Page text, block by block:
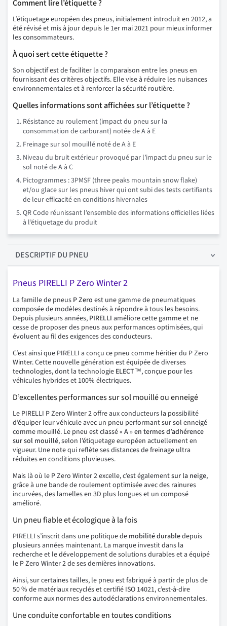
Comment lire l’étiquette ?
L’étiquetage européen des pneus, initialement introduit en 2012, a
été révisé et mis à jour depuis le 1er mai 2021 pour mieux informer
les consommateurs.
À quoi sert cette étiquette ?
Son objectif est de faciliter la comparaison entre les pneus en
fournissant des critères objectifs. Elle vise à réduire les nuisances
environnementales et à renforcer la sécurité routière.
Quelles informations sont affichées sur l’étiquette ?
Résistance au roulement (impact du pneu sur la
consommation de carburant) notée de A à E
Freinage sur sol mouillé noté de A à E
Niveau du bruit extérieur provoqué par l’impact du pneu sur le
sol noté de A à C
Pictogrammes : 3PMSF (three peaks mountain snow flake)
et/ou glace sur les pneus hiver qui ont subi des tests certifiants
de leur efficacité en conditions hivernales
QR Code réunissant l’ensemble des informations officielles liées
à l’étiquetage du produit
DESCRIPTIFDU PNEU
Pneus PIRELLI P Zero Winter 2
La famille de pneus P Zero est une gamme de pneumatiques
composée de modèles destinés à répondre à tous les besoins.
Depuis plusieurs années, PIRELLI améliore cette gamme et ne
cesse de proposer des pneus aux performances optimisées, qui
évoluent au fil des exigences des conducteurs.
C’est ainsi que PIRELLI a conçu ce pneu comme héritier du P Zero
Winter. Cette nouvelle génération est équipée de diverses
technologies, dont la technologie ELECT™, conçue pour les
véhicules hybrides et 100% électriques.
D’excellentes performances sur sol mouillé ou enneigé
Le PIRELLI P Zero Winter 2 offre aux conducteurs la possibilité
d’équiper leur véhicule avec un pneu performant sur sol enneigé
comme mouillé. Le pneu est classé « A »en termes d’adhérence
sur sol mouillé, selon l’étiquetage européen actuellement en
vigueur. Une note qui reflète ses distances de freinage ultra
réduites en conditions pluvieuses.
Mais là où le P Zero Winter 2 excelle, c’est égalementsur la neige,
grâce à une bande de roulement optimisée avec des rainures
incurvées, des lamelles en 3D plus longues et un composé
amélioré.
Un pneu fiable et écologique à la fois
PIRELLI s’inscrit dans une politique de mobilité durabledepuis
plusieurs années maintenant. La marque investit dans la
recherche et le développement de solutions durables et a équipé
le P Zero Winter 2 de ses dernières innovations.
Ainsi, sur certaines tailles, le pneu est fabriqué à partir de plus de
50 % de matériaux recyclés et certifié ISO 14021, c’est-à-dire
conforme aux normes des autodéclarations environnementales.
Une conduite confortable en toutes conditions